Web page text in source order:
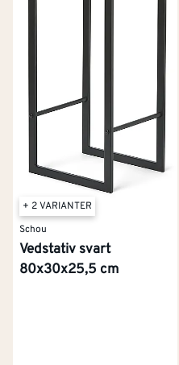
+ 2 VARIANTER
Schou
Vedstativ svart
80x30x25,5 cm